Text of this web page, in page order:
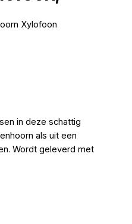
Xylofoon
in deze schattig
als uit een
Wordt geleverd met